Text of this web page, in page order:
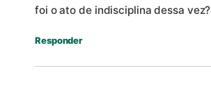
foi o ato de indisciplina dessa vez?
Responder